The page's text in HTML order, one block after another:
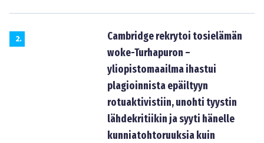
2.
Cambridge rekrytoi tosielämän
woke-Turhapuron –
yliopistomaailma ihastui
plagioinnista epäiltyyn
rotuaktivistiin, unohti tyystin
lähdekritiikin ja syyti hänelle
kunniatohtoruuksia kuin